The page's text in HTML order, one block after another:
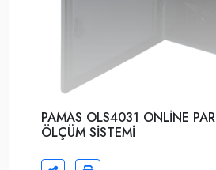
PAMAS OLS4031 ONLİNE
ÖLÇÜM SİSTEMİ